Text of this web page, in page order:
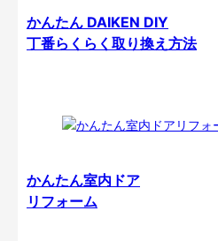
かんたん DAIKEN DIY
丁番らくらく取り換え方法
かんたん室内ドア
リフォーム